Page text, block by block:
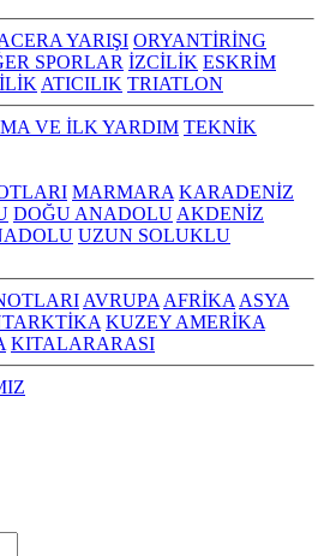
YARIŞI ORYANTİRİNG
SPORLAR İZCİLİK ESKRİM
ATICILIK TRIATLON
VE İLK YARDIM TEKNİK
MARMARA KARADENİZ
DOĞU ANADOLU AKDENİZ
UZUN SOLUKLU
AVRUPA AFRİKA ASYA
KUZEY AMERİKA
KITALARARASI